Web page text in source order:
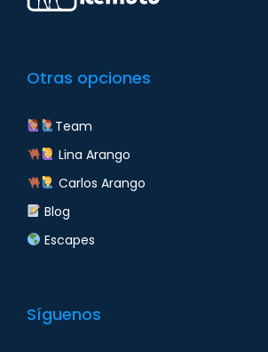
Otras opciones
Team
Lina Arango
Carlos Arango
Blog
Escapes
Síguenos